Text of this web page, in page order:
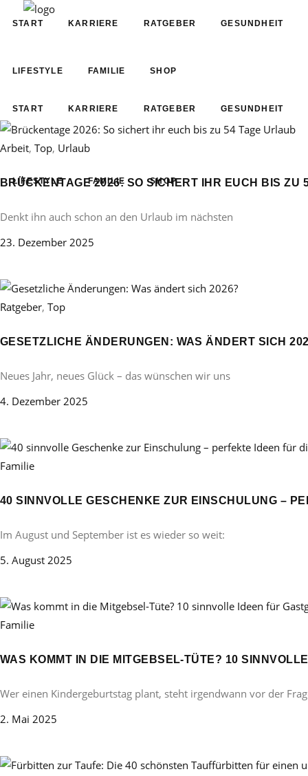
START KARRIERE RATGEBER GESUNDHEIT
LIFESTYLE FAMILIE SHOP
START KARRIERE RATGEBER GESUNDHEIT
LIFESTYLE FAMILIE SHOP
Arbeit, Top, Urlaub
BRÜCKENTAGE 2026: SO SICHERT IHR EUCH BIS ZU
Denkt ihn auch schon an den Urlaub im nächsten
23. Dezember 2025
Ratgeber, Top
GESETZLICHE ÄNDERUNGEN: WAS ÄNDERT SICH
Neues Jahr, neues Glück – das wünschen wir uns
4. Dezember 2025
Familie
40 SINNVOLLE GESCHENKE ZUR EINSCHULUNG –
Im August und September ist es wieder so weit:
5. August 2025
Familie
WAS KOMMT IN DIE MITGEBSEL-TÜTE? 10
Wer einen Kindergeburtstag plant, steht irgendwann vor der
2. Mai 2025